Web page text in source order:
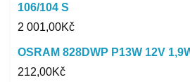
106/104 S
2 001,00Kč
OSRAM 828DWP P13W 12V
212,00Kč